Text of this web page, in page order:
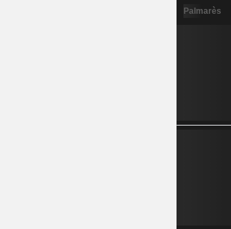
Palmarès